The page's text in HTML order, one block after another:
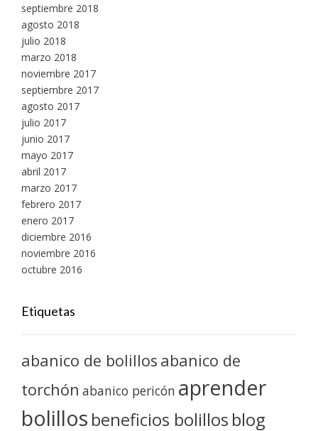
septiembre 2018
agosto 2018
julio 2018
marzo 2018
noviembre 2017
septiembre 2017
agosto 2017
julio 2017
junio 2017
mayo 2017
abril 2017
marzo 2017
febrero 2017
enero 2017
diciembre 2016
noviembre 2016
octubre 2016
Etiquetas
abanico de bolillos abanico de
torchón abanico pericón aprender
bolillos beneficios bolillos blog